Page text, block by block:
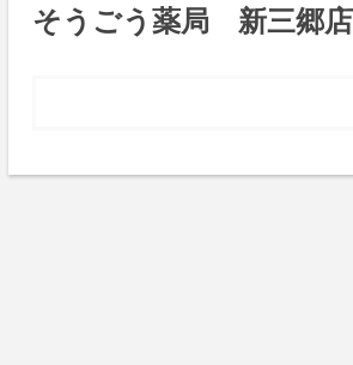
そうごう薬局 新三郷店